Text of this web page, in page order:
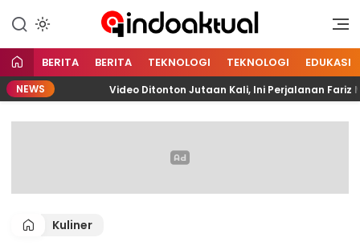
Indoaktual
Indonesia Aktual
BERITA BERITA TEKNOLOGI TEKNOLOGI EDUKASI
NEWS Video Ditonton Jutaan Kali, Ini Perjalanan Fariz
Kuliner